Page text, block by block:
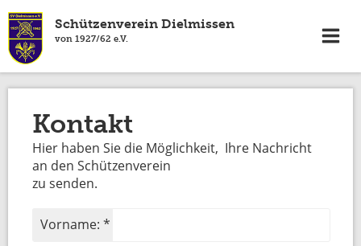
Schützenverein Dielmissen
von 1927/62 e.V.
Kontakt
Hier haben Sie die Möglichkeit, Ihre Nachricht
an den Schützenverein
zu senden.
Vorname: *